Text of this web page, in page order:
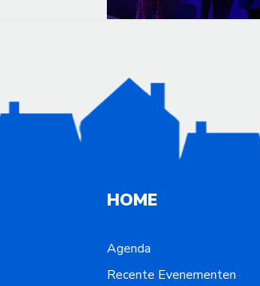
HOME
Agenda
Recente Evenementen